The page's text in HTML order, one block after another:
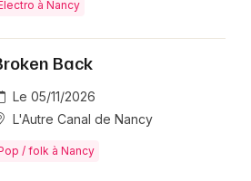
à Nancy
Back
Le 05/11/2026
L'Autre Canal de Nancy
/ folk à Nancy